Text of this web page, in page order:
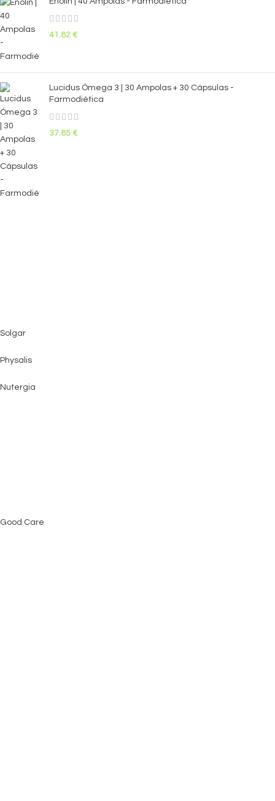
41.82 €
Lucidus Ómega 3 | 30 Ampolas + 30 Cápsulas -
Farmodiética
37.85 €
Solgar
Physalis
Nutergia
Good Care